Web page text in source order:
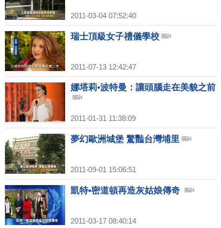
2011-03-04 07:52:40
瑞士頂級女子禮儀學校
2011-07-13 12:42:47
娜塔莉•波特曼：讓頭腦走在美貌之前
2011-01-31 11:38:09
夢幻歐洲城堡 驚豔台灣埔里
2011-09-01 15:06:51
凱特•密道頓再造灰姑娘傳奇
2011-03-17 08:40:14